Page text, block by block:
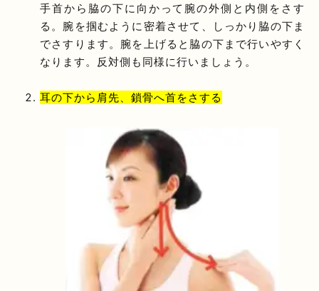
手首から脇の下に向かって腕の外側と内側をさす
る。腕を掴むように密着させて、しっかり脇の下ま
でさすります。腕を上げると脇の下まで行いやすく
なります。反対側も同様に行いましょう。
耳の下から肩先、鎖骨へ首をさする